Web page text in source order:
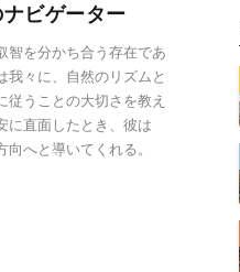
ビゲーター
智を分かち合う存在であ
我々に、自然のリズムと
うことの大切さを教え
に直面したとき、彼は
へと導いてくれる。